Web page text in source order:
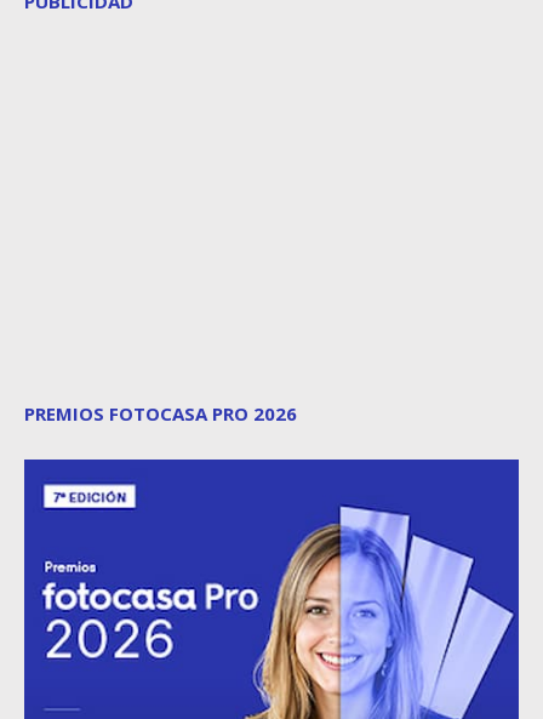
PREMIOS FOTOCASA PRO 2026